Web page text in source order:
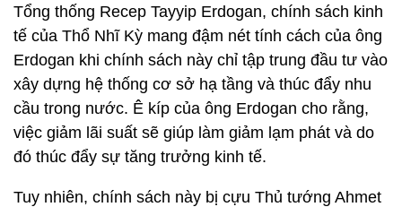
Tổng thống Recep Tayyip Erdogan, chính sách kinh
tế của Thổ Nhĩ Kỳ mang đậm nét tính cách của ông
Erdogan khi chính sách này chỉ tập trung đầu tư vào
xây dựng hệ thống cơ sở hạ tầng và thúc đẩy nhu
cầu trong nước. Ê kíp của ông Erdogan cho rằng,
việc giảm lãi suất sẽ giúp làm giảm lạm phát và do
đó thúc đẩy sự tăng trưởng kinh tế.
Tuy nhiên, chính sách này bị cựu Thủ tướng Ahmet